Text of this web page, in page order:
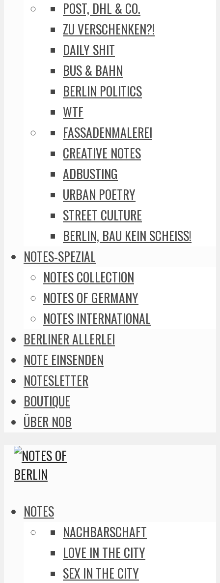
POST, DHL & CO.
ZU VERSCHENKEN?!
DAILY SHIT
BUS & BAHN
BERLIN POLITICS
WTF
FASSADENMALEREI
CREATIVE NOTES
ADBUSTING
URBAN POETRY
STREET CULTURE
BERLIN, BAU KEIN SCHEISS!
NOTES-SPEZIAL
NOTES COLLECTION
NOTES OF GERMANY
NOTES INTERNATIONAL
BERLINER ALLERLEI
NOTE EINSENDEN
NOTESLETTER
BOUTIQUE
ÜBER NOB
NOTES
NACHBARSCHAFT
LOVE IN THE CITY
SEX IN THE CITY